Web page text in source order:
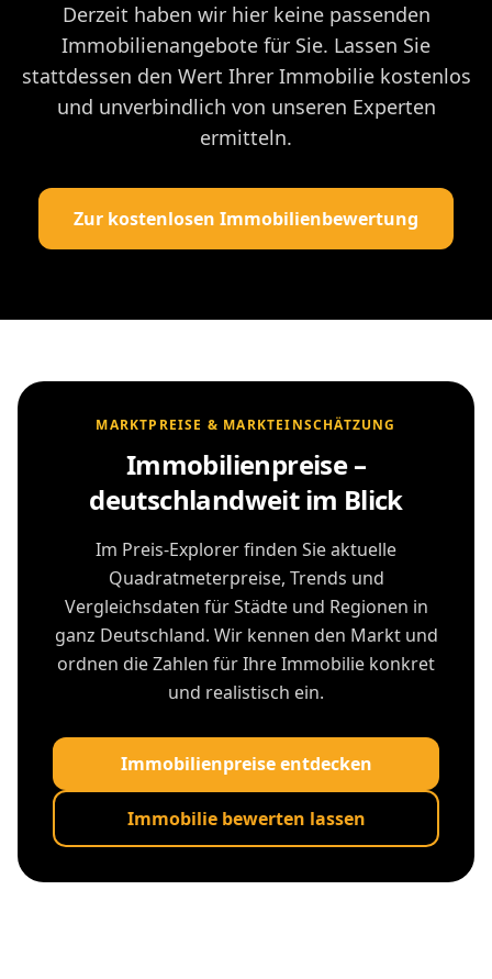
Derzeit haben wir hier keine passenden
Immobilienangebote für Sie. Lassen Sie
stattdessen den Wert Ihrer Immobilie kostenlos
und unverbindlich von unseren Experten
ermitteln.
Zur kostenlosen Immobilienbewertung
MARKTPREISE & MARKTEINSCHÄTZUNG
Immobilienpreise –
deutschlandweit im Blick
Im Preis-Explorer finden Sie aktuelle
Quadratmeterpreise, Trends und
Vergleichsdaten für Städte und Regionen in
ganz Deutschland. Wir kennen den Markt und
ordnen die Zahlen für Ihre Immobilie konkret
und realistisch ein.
Immobilienpreise entdecken
Immobilie bewerten lassen